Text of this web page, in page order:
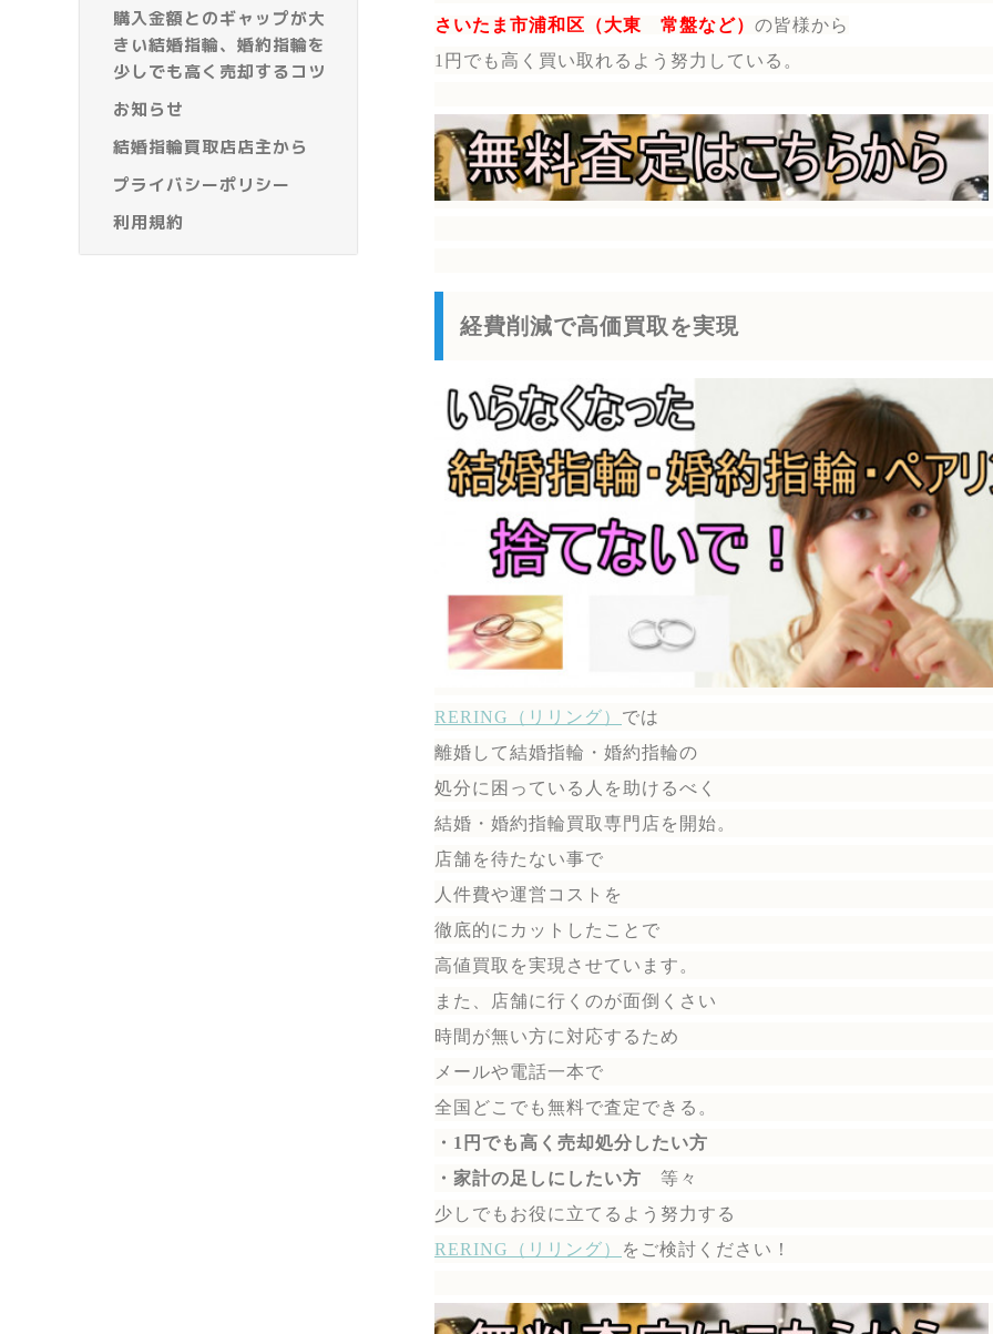
購入金額とのギャップが大
きい結婚指輪、婚約指輪を
少しでも高く売却するコツ
お知らせ
結婚指輪買取店店主から
プライバシーポリシー
利用規約
さいたま市浦和区（大東 常盤など） の皆様から
1円でも高く買い取れるよう努力している。
経費削減で高価買取を実現
RERING（リリング） では
離婚して結婚指輪・婚約指輪の
処分に困っている人を助けるべく
結婚・婚約指輪買取専門店を開始。
店舗を待たない事で
人件費や運営コストを
徹底的にカットしたことで
高値買取を実現させています。
また、店舗に行くのが面倒くさい
時間が無い方に対応するため
メールや電話一本で
全国どこでも無料で査定できる。
・1円でも高く売却処分したい方
・家計の足しにしたい方 等々
少しでもお役に立てるよう努力する
RERING（リリング）
を ご検討ください！